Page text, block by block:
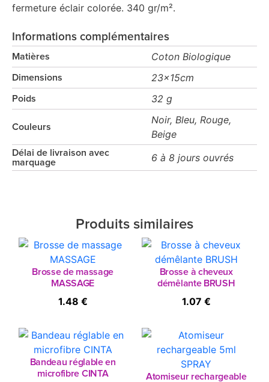
fermeture éclair colorée. 340 gr/m².
Informations complémentaires
Matières Coton Biologique
Dimensions 23x15cm
Poids 32 g
Couleurs
Noir, Bleu, Rouge,
Beige
Délai de livraison avec
marquage
6 à 8 jours ouvrés
Produits similaires
Brosse de massage
MASSAGE
1.48 €
Brosse à cheveux
démêlante BRUSH
1.07 €
Bandeau réglable en
microfibre CINTA
Atomiseur rechargeable